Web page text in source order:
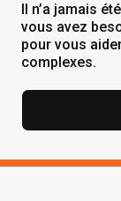
Il n’a jamais
vous avez
pour vous
complexes.